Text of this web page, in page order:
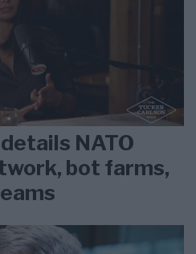
NATO
bot farms,